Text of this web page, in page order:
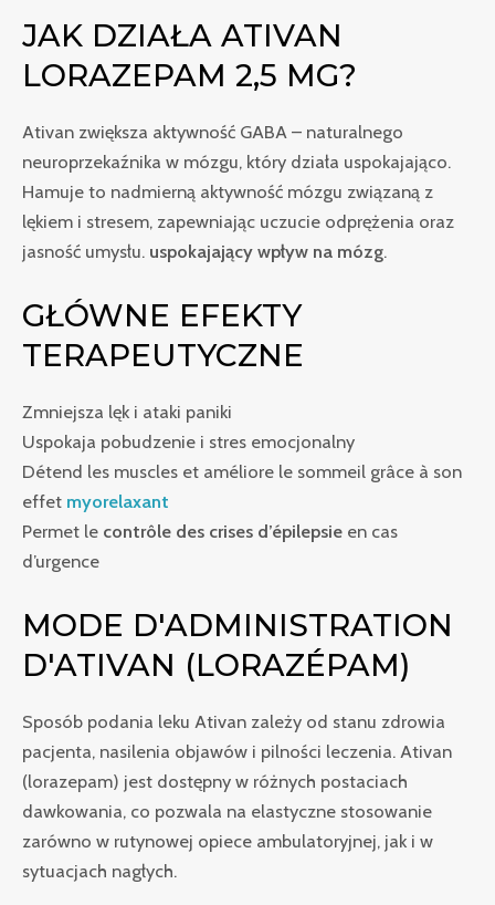
JAK DZIAŁA ATIVAN
LORAZEPAM 2,5 MG?
Ativan zwiększa aktywność GABA – naturalnego
neuroprzekaźnika w mózgu, który działa uspokajająco.
Hamuje to nadmierną aktywność mózgu związaną z
lękiem i stresem, zapewniając uczucie odprężenia oraz
jasność umysłu. uspokajający wpływ na mózg.
GŁÓWNE EFEKTY
TERAPEUTYCZNE
Zmniejsza lęk i ataki paniki
Uspokaja pobudzenie i stres emocjonalny
Détend les muscles et améliore le sommeil grâce à son
effet myorelaxant
Permet le contrôle des crises d’épilepsie en cas
d’urgence
MODE D'ADMINISTRATION
D'ATIVAN (LORAZÉPAM)
Sposób podania leku Ativan zależy od stanu zdrowia
pacjenta, nasilenia objawów i pilności leczenia. Ativan
(lorazepam) jest dostępny w różnych postaciach
dawkowania, co pozwala na elastyczne stosowanie
zarówno w rutynowej opiece ambulatoryjnej, jak i w
sytuacjach nagłych.